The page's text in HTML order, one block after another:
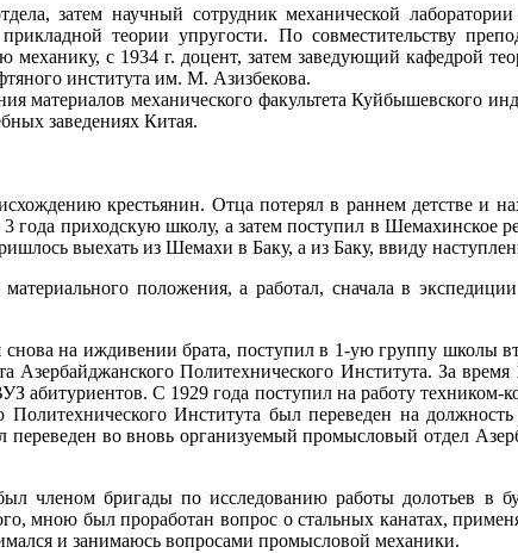
затем научный сотрудник механической лаборатории
теории упругости. По совместительству
с 1934 г. доцент, затем заведующий кафедрой
института им. М. Азизбекова.
механического факультета Куйбышевского
заведениях Китая.
крестьянин. Отца потерял в раннем детстве и
3 года приходскую школу, а затем поступил в Шемахинское
выехать из Шемахи в Баку, а из Баку, ввиду
положения, а работал, сначала в
на иждивении брата, поступил в 1-ую группу школы
Азербайджанского Политехнического Института. За время
абитуриентов. С 1929 года поступил на работу техником-
Института был переведен на
во вновь организуемый промысловый отдел
членом бригады по исследованию работы долотьев в
мною был проработан вопрос о стальных канатах,
и занимаюсь вопросами промысловой механики.